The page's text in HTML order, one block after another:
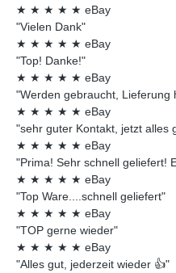
★ ★ ★ ★ ★ eBay
"Vielen Dank"
★ ★ ★ ★ ★ eBay
"Top! Danke!"
★ ★ ★ ★ ★ eBay
"Werden gebraucht, Lieferung
★ ★ ★ ★ ★ eBay
"sehr guter Kontakt, jetzt alles
★ ★ ★ ★ ★ eBay
"Prima! Sehr schnell geliefert!
★ ★ ★ ★ ★ eBay
"Top Ware....schnell geliefert"
★ ★ ★ ★ ★ eBay
"TOP gerne wieder"
★ ★ ★ ★ ★ eBay
"Alles gut, jederzeit wieder 👍"